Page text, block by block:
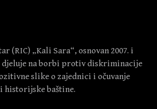
(RIC) „Kali Sara“, osnovan 2007. i
djeluje na borbi protiv diskriminacije
slike o zajednici i očuvanje
historijske baštine.